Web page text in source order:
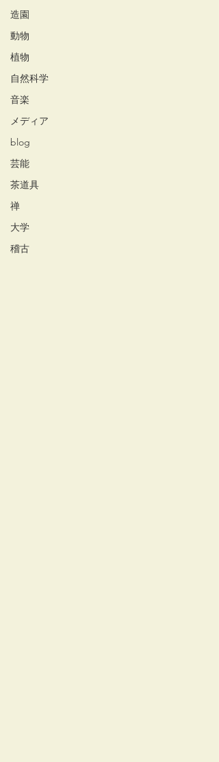
造園
動物
植物
自然科学
音楽
メディア
blog
芸能
茶道具
禅
大学
稽古